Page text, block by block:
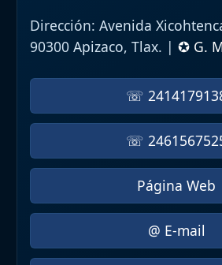
Dirección: Avenida
90300 Apizaco, Tlax. | ✪ G.
☏
☏
Página Web
@ E-mail